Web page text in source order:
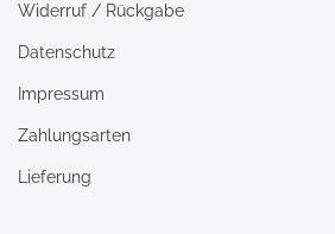
Widerruf / Rückgabe
Datenschutz
Impressum
Zahlungsarten
Lieferung